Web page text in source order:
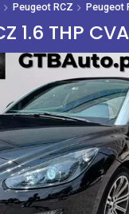
Peugeot RCZ Peugeot
1.6 THP